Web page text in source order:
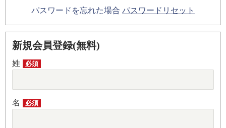
パスワードを忘れた場合 パスワードリセット
新規会員登録(無料)
姓 必須
名 必須